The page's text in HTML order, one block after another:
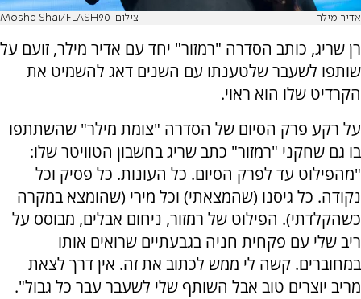
אדיר מילר צילום: Moshe Shai/FLASH90
רן שריג, כותב הסדרה "רמזור" יחד עם אדיר מילר, זועם על
שותפו לשעבר שלטענתו עם השנים דאג להשמיט את
הקרדיט שלו הוא ראוי.
על רקע פרק הסיום של הסדרה "צומת מילר" שהשתתפו
בו גם שחקני "רמזור" כתב שריג בחשבון הטוויטר שלו:
"מהפילוט עד לפרק הסיום. כל העונות. כל פסיק וכל
נקודה. כל גיסנו (שהמצאתי) וכל מירי (שהומצא במקרה
כשהקלדתי). הפילוט של רמזור, ניחום אבלים, מבוסס על
ריב שלי עם פקחית חניה בגבעתיים שרואים אותו
במחוברים. קשה לי ממש לכתוב את זה. אין דרך לצאת
מריב יוצרים טוב אבל השותף שלי לשעבר עבר כל גבול".